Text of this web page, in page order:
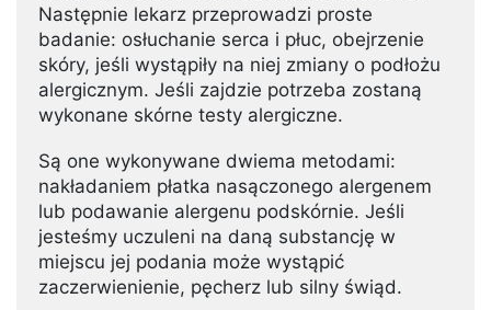
Następnie lekarz przeprowadzi proste
badanie: osłuchanie serca i płuc, obejrzenie
skóry, jeśli wystąpiły na niej zmiany o podłożu
alergicznym. Jeśli zajdzie potrzeba zostaną
wykonane skórne testy alergiczne.
Są one wykonywane dwiema metodami:
nakładaniem płatka nasączonego alergenem
lub podawanie alergenu podskórnie. Jeśli
jesteśmy uczuleni na daną substancję w
miejscu jej podania może wystąpić
zaczerwienienie, pęcherz lub silny świąd.